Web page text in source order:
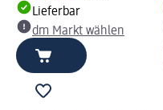
Lieferbar
dm Markt wählen